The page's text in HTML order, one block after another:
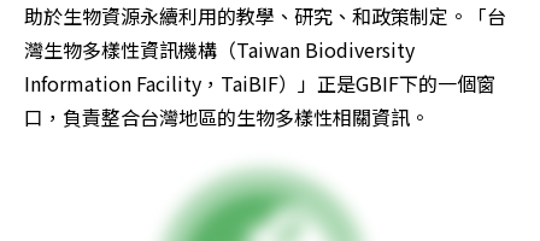
助於生物資源永續利用的教學、研究、和政策制定。「台
灣生物多樣性資訊機構（Taiwan Biodiversity
Information Facility，TaiBIF）」正是GBIF下的一個窗
口，負責整合台灣地區的生物多樣性相關資訊。